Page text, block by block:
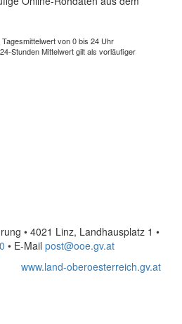
von 0 bis 24 Uhr
Stunden Mittelwert gilt als vorläufiger
• 4021 Linz, Landhausplatz 1 •
• E-Mail post@ooe.gv.at
www.land-oberoesterreich.gv.at